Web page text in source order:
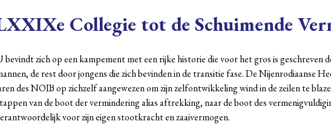
Collegie tot de Schuimende
bevindt zich op een kampement met een rijke historie die voor het gros is geschreven
de rest door jongens die zich bevinden in de transitie fase. De Nijenrodiaanse
des NOIB op zichzelf aangewezen om zijn zelfontwikkeling wind in de zeilen te
van de boot der vermindering alias aftrekking, naar de boot des
voor zijn eigen stootkracht en zaaivermogen.